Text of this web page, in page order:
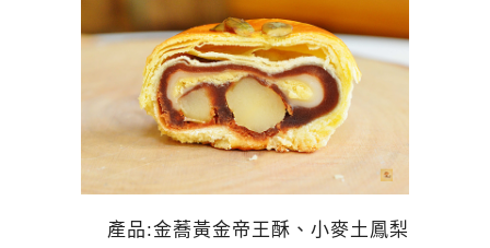
產品:金蕎黃金帝王酥、小麥土鳳梨